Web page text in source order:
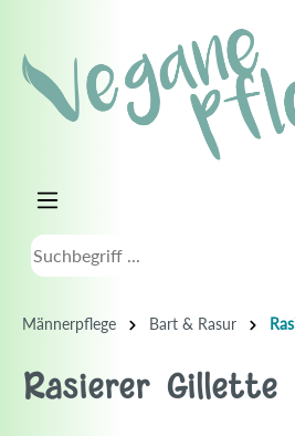
Männerpflege Bart & Rasur
Rasierer Gillette